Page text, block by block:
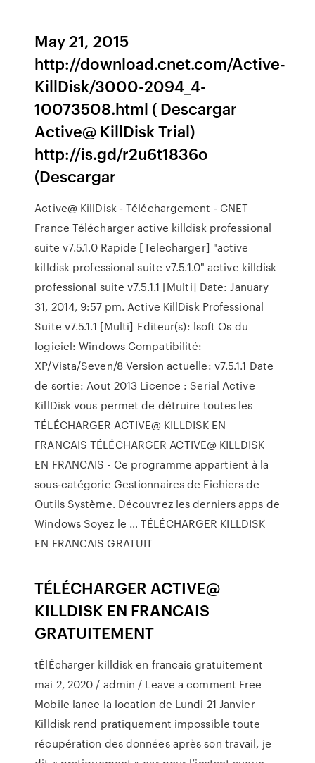
May 21, 2015
http://download.cnet.com/Active-
KillDisk/3000-2094_4-
10073508.html ( Descargar
Active@ KillDisk Trial)
http://is.gd/r2u6t1836o
(Descargar
Active@ KillDisk - Téléchargement - CNET
France Télécharger active killdisk professional
suite v7.5.1.0 Rapide [Telecharger] "active
killdisk professional suite v7.5.1.0" active killdisk
professional suite v7.5.1.1 [Multi] Date: January
31, 2014, 9:57 pm. Active KillDisk Professional
Suite v7.5.1.1 [Multi] Editeur(s): lsoft Os du
logiciel: Windows Compatibilité:
XP/Vista/Seven/8 Version actuelle: v7.5.1.1 Date
de sortie: Aout 2013 Licence : Serial Active
KillDisk vous permet de détruire toutes les
TÉLÉCHARGER ACTIVE@ KILLDISK EN
FRANCAIS TÉLÉCHARGER ACTIVE@ KILLDISK
EN FRANCAIS - Ce programme appartient à la
sous-catégorie Gestionnaires de Fichiers de
Outils Système. Découvrez les derniers apps de
Windows Soyez le … TÉLÉCHARGER KILLDISK
EN FRANCAIS GRATUIT
TÉLÉCHARGER ACTIVE@
KILLDISK EN FRANCAIS
GRATUITEMENT
tÉlÉcharger killdisk en francais gratuitement
mai 2, 2020 / admin / Leave a comment Free
Mobile lance la location de Lundi 21 Janvier
Killdisk rend pratiquement impossible toute
récupération des données après son travail, je